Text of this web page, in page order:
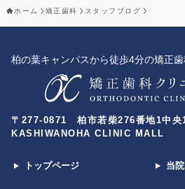
ホーム 矯正歯科 スタッフブログ
柏の葉キャンパスから徒歩4分の矯正
〒277-0871 柏市若柴276番地1中央
KASHIWANOHA CLINIC MALL
トップページ 当